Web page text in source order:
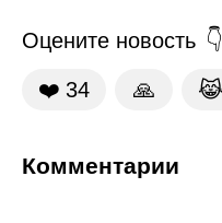
Оцените новость
❤️ 34 🙏 😹
Комментарии